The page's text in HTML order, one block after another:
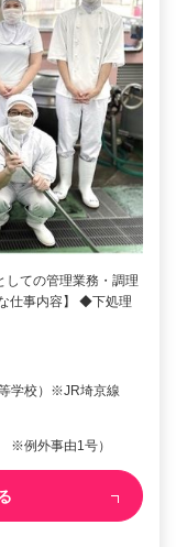
しての管理業務・調理
仕事内容】 ◆下処理
学校）※JR埼京線
※例外事由1号）